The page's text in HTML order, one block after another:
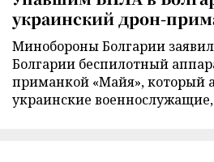
украинский дрон-
Минобороны Болгарии
Болгарии беспилотный
приманкой «Майя», который
украинские